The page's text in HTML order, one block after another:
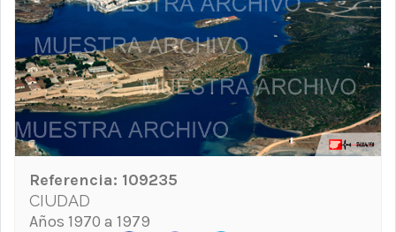
Referencia: 109235
CIUDAD
Años 1970 a 1979